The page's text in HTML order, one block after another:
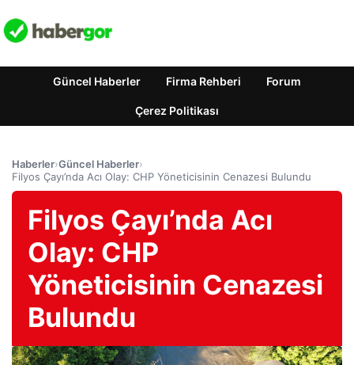
Güncel Haberler Firma Rehberi Forum
Çerez Politikası
Haberler›Güncel Haberler›
Filyos Çayı’nda Acı Olay: CHP Yöneticisinin Cenazesi Bulundu
Filyos Çayı’nda Acı
Olay: CHP
Yöneticisinin Cenazesi
Bulundu